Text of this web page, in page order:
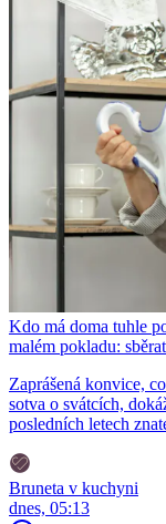
Kdo má doma tuhle
malém pokladu:
Zaprášená konvice,
sotva o svátcích,
posledních letech
Bruneta v kuchyni
dnes, 05:13